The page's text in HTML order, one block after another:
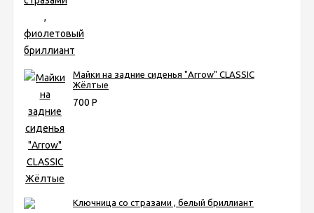
Майки на задние сиденья "Arrow" CLASSIC
Жёлтые
700 Р
Ключница со стразами , белый бриллиант